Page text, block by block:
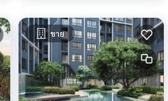
ขาย